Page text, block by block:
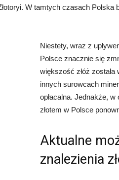
W tamtych czasach Polska
Niestety, wraz z
Polsce znacznie się
większość złóż
innych surowcach
opłacalna. Jednakże,
złotem w Polsce
Aktualne
znalezienia